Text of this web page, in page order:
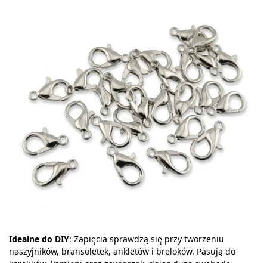
Idealne do DIY: Zapięcia sprawdzą się przy tworzeniu
naszyjników, bransoletek, ankletów i breloków. Pasują do